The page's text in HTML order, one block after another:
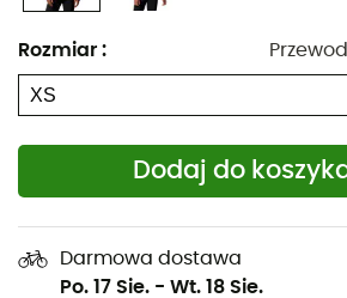
Rozmiar :
Dodaj do
Darmowa dostawa
Po. 17 Sie. - Wt. 18 Sie.
Izolacja: 90% puch gęsi - 10%
Tkanina zewnętrzna w 100% z
Tkanina ripstop z powłoką DWR
sprężystości 800
2 kieszenie zapinane na zamek
Regulowany dół kurtki ze